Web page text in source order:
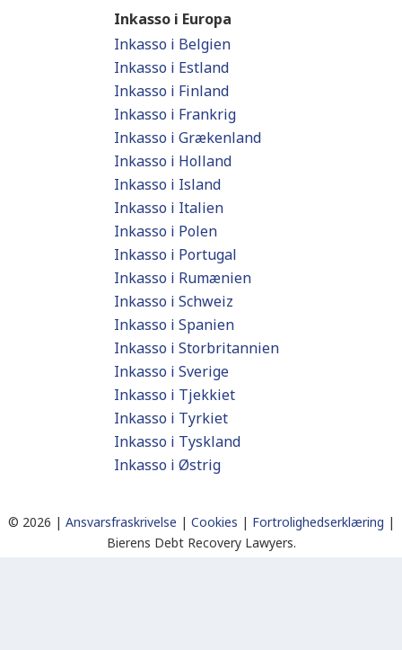
Inkasso i Europa
Inkasso i Belgien
Inkasso i Estland
Inkasso i Finland
Inkasso i Frankrig
Inkasso i Grækenland
Inkasso i Holland
Inkasso i Island
Inkasso i Italien
Inkasso i Polen
Inkasso i Portugal
Inkasso i Rumænien
Inkasso i Schweiz
Inkasso i Spanien
Inkasso i Storbritannien
Inkasso i Sverige
Inkasso i Tjekkiet
Inkasso i Tyrkiet
Inkasso i Tyskland
Inkasso i Østrig
© 2026 | Ansvarsfraskrivelse | Cookies | Fortrolighedserklæring |
Bierens Debt Recovery Lawyers.